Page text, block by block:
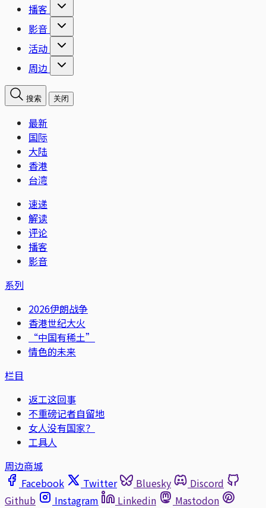
播客
影音
活动
周边
搜索 关闭
最新
国际
大陆
香港
台湾
速递
解读
评论
播客
影音
系列
2026伊朗战争
香港世纪大火
“中国有稀土”
情色的未来
栏目
返工这回事
不重磅记者自留地
女人没有国家？
工具人
周边商城
Facebook
Twitter Bluesky
Discord
Github
Instagram Linkedin
Mastodon